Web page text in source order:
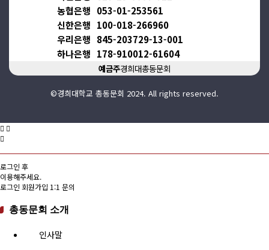
농협은행 053-01-253561
신한은행 100-018-266960
우리은행 845-203729-13-001
하나은행 178-910012-61604
예금주경희대총동문회
©경희대학교 총동문회 2024. All rights reserved.
로그인 후
이용해주세요.
로그인 회원가입 1:1 문의
총동문회 소개
인사말